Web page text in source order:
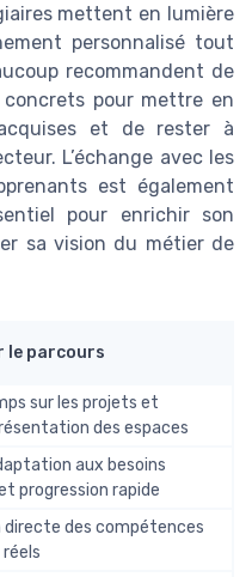
mettent en lumière
personnalisé tout
recommandent de
concrets pour mettre en
et de rester à
L’échange avec les
est également
pour enrichir son
sa vision du métier de
le parcours
sur les projets et
des espaces
aux besoins
progression rapide
directe des compétences